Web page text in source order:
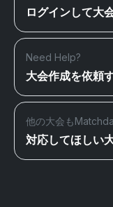
ログインして大
Need Help?
大会作成を依頼
他の大会も
対応してほしい